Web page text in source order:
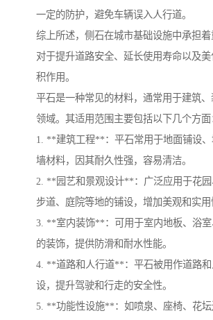
一定的防护，避免车辆误入人行道。
综上所述，侧石在城市基础设施中承担着
对于提升道路安全、延长使用寿命以及
积作用。
平石是一种常见的材料，通常用于建筑
领域。其适用范围主要包括以下几个方面
1. **建筑工程**：平石常用于地面铺设
墙材料，因其耐久性强，容易清洁。
2. **园艺和景观设计**：广泛应用于花园
步道、庭院等地的铺设，增加美观和实用
3. **室内装饰**：可用于室内地板、浴
的装饰，提供防滑和耐水性能。
4. **道路和人行道**：平石被用作道路
设，提升驾驶和行走的安全性。
5. **功能性设施**：如喷泉、座椅、花